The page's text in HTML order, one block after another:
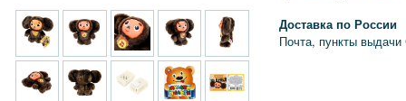
Доставка по России
Почта, пункты выдачи